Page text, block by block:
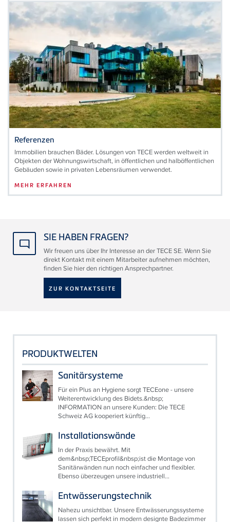
Referenzen
Immobilien brauchen Bäder. Lösungen von TECE werden weltweit in
Objekten der Wohnungswirtschaft, in öffentlichen und halböffentlichen
Gebäuden sowie in privaten Lebensräumen verwendet.
MEHR ERFAHREN
SIE HABEN FRAGEN?
Wir freuen uns über Ihr Interesse an der TECE SE. Wenn Sie
direkt Kontakt mit einem Mitarbeiter aufnehmen möchten,
finden Sie hier den richtigen Ansprechpartner.
ZUR KONTAKTSEITE
PRODUKTWELTEN
Sanitärsysteme
Für ein Plus an Hygiene sorgt TECEone - unsere
Weiterentwicklung des Bidets.&nbsp;
INFORMATION an unsere Kunden: Die TECE
Schweiz AG kooperiert künftig...
Installationswände
In der Praxis bewährt. Mit
dem&nbsp;TECEprofil&nbsp;ist die Montage von
Sanitärwänden nun noch einfacher und flexibler.
Ebenso überzeugen unsere industriell...
Entwässerungstechnik
Nahezu unsichtbar. Unsere Entwässerungssysteme
lassen sich perfekt in modern designte Badezimmer